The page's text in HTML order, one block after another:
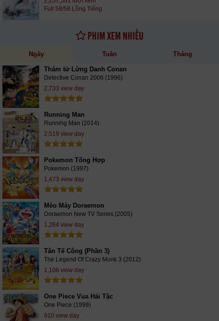
Full 58/58 Lồng Tiếng
PHIM XEM NHIỀU
Ngày Tuần Tháng
Thám tử Lừng Danh Conan
Detective Conan 2006 (1996)
2,733 view day
Running Man
Running Man (2014)
2,519 view day
Pokemon Tổng Hợp
Pokemon (1997)
1,473 view day
Mèo Máy Doraemon
Doraemon New TV Series (2005)
1,264 view day
Tân Tế Công (Phần 3)
The Legend Of Crazy Monk 3 (2012)
1,106 view day
One Piece Vua Hải Tặc
One Piece (1999)
910 view day